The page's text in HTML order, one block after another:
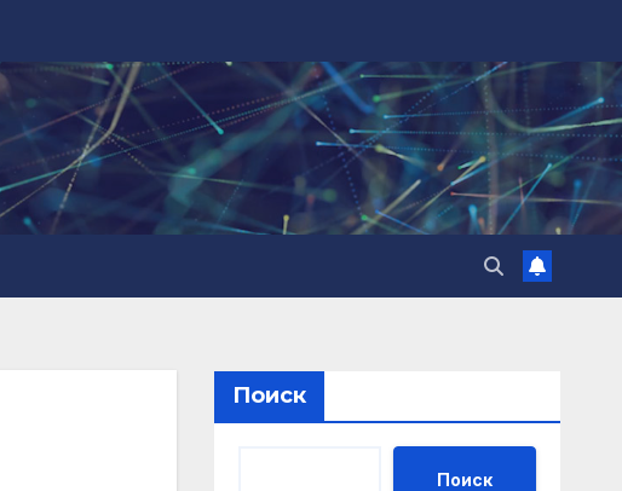
Поиск
Поиск